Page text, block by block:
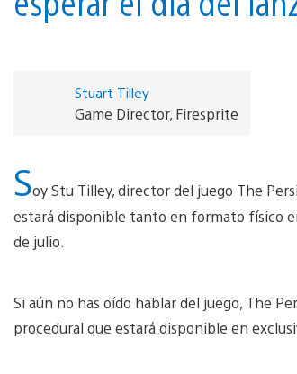
Stuart Tilley
Game Director, Firesprite
Soy Stu Tilley, director del juego The
estará disponible tanto en formato físico
de julio.
Si aún no has oído hablar del juego, The
procedural que estará disponible en